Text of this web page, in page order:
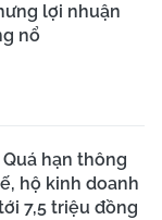
lợi nhuận
nổ
Quá hạn thông
hộ kinh doanh
7,5 triệu đồng